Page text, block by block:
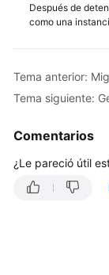
Después de
como una
Tema siguiente:
Comentarios
¿Le pareció útil